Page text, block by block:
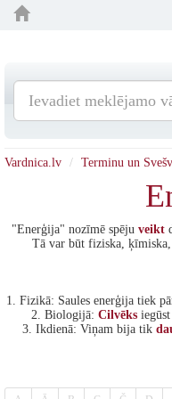
Vardnica.lv Terminu un
"Enerģija" nozīmē spēju veikt
Tā var būt fiziska,
1. Fizikā: Saules enerģija tiek
2. Biologijā: Cilvēks
3. Ikdienā: Viņam bija tik